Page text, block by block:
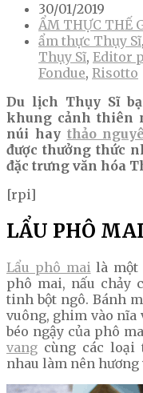
30/01/2019
ẨM THỰC THẾ
ẩm thực Thụy Sĩ,
Thụy Sĩ, Editor
Fondue, Risotto
Du lịch Thụy Sĩ
khung cảnh thiên
núi hay thảo
được thưởng thức
đặc trưng văn hóa
[rpi]
LẨU PHÔ
Lẩu phô mai là một
phô mai, nấu chảy
tinh bột ngô. Bánh
vuông, ghim vào nĩa
béo ngậy của phô
vang cùng các loại
nhau làm nên hương